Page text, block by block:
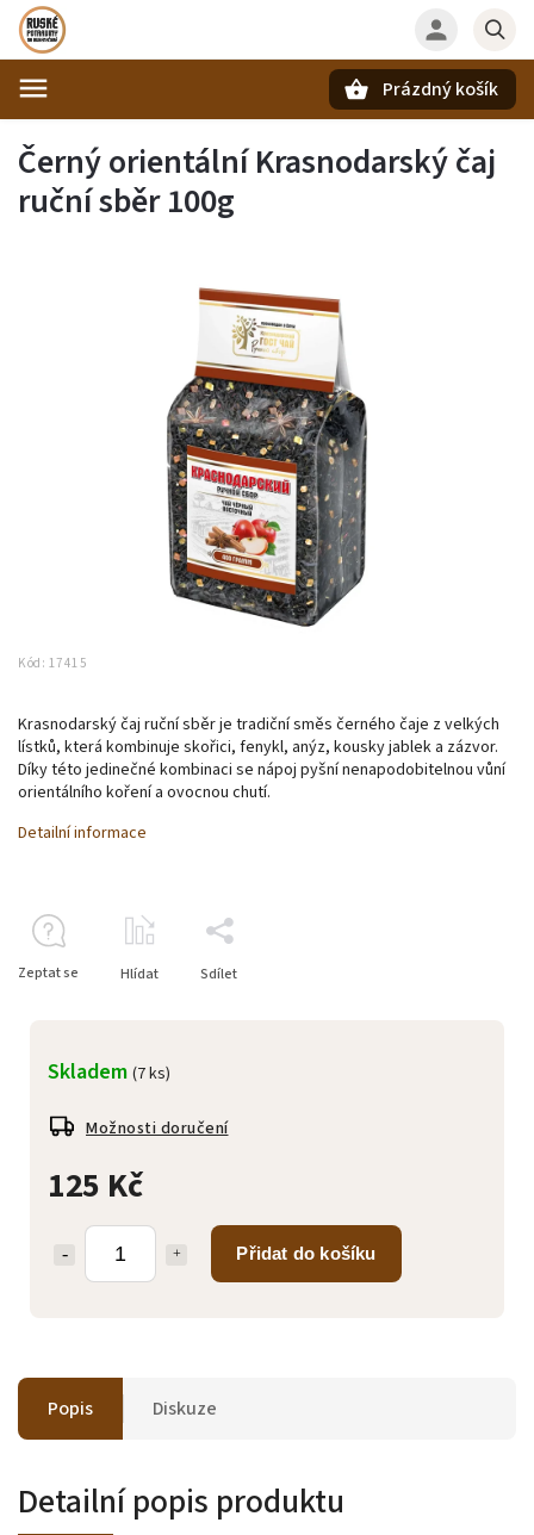
Prázdný košík
Černý orientální Krasnodarský čaj
ruční sběr 100g
Kód: 17415
125 Kč
Přidat do košíku
Skladem (7 ks)
Možnosti doručení
Krasnodarský čaj ruční sběr je tradiční směs černého čaje z velkých
lístků, která kombinuje skořici, fenykl, anýz, kousky jablek a zázvor.
Díky této jedinečné kombinaci se nápoj pyšní nenapodobitelnou vůní
orientálního koření a ovocnou chutí.
Detailní informace
Zeptat se Hlídat Sdílet
Popis Diskuze
Detailní popis produktu